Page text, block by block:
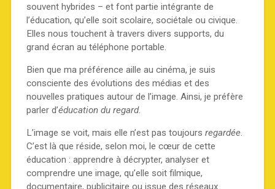
souvent hybrides – et font partie intégrante de
l’éducation, qu’elle soit scolaire, sociétale ou civique.
Elles nous touchent à travers divers supports, du
grand écran au téléphone portable.
Bien que ma préférence aille au cinéma, je suis
consciente des évolutions des médias et des
nouvelles pratiques autour de l’image. Ainsi, je préfère
parler d’éducation du regard.
L’image se voit, mais elle n’est pas toujours regardée.
C’est là que réside, selon moi, le cœur de cette
éducation : apprendre à décrypter, analyser et
comprendre une image, qu’elle soit filmique,